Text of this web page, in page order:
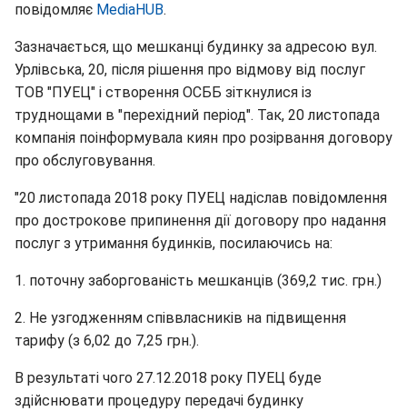
повідомляє MediaHUB.
Зазначається, що мешканці будинку за адресою вул.
Урлівська, 20, після рішення про відмову від послуг
ТОВ "ПУЕЦ" і створення ОСББ зіткнулися із
труднощами в "перехідний період". Так, 20 листопада
компанія поінформувала киян про розірвання договору
про обслуговування.
"20 листопада 2018 року ПУЕЦ надіслав повідомлення
про дострокове припинення дії договору про надання
послуг з утримання будинків, посилаючись на:
1. поточну заборгованість мешканців (369,2 тис. грн.)
2. Не узгодженням співвласників на підвищення
тарифу (з 6,02 до 7,25 грн.).
В результаті чого 27.12.2018 року ПУЕЦ буде
здійснювати процедуру передачі будинку